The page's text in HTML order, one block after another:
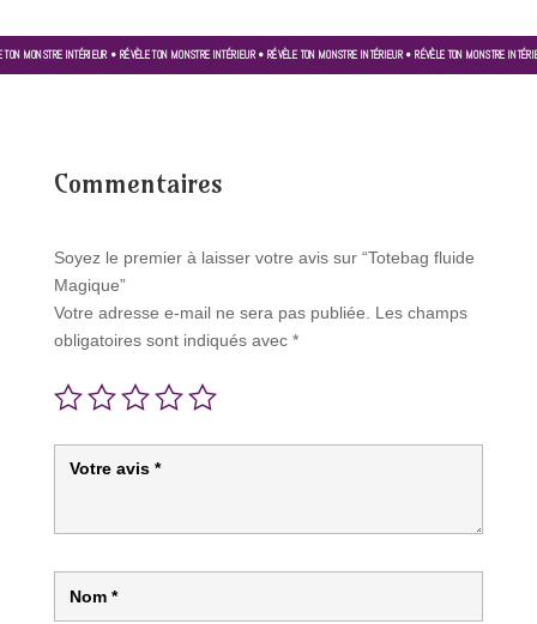
TON MONSTRE INTÉRIEUR • RÉVÈLE TON MONSTRE INTÉRIEUR • RÉVÈLE TON MONSTRE INTÉRIEUR • RÉVÈLE TON MONSTRE
Commentaires
Soyez le premier à laisser votre avis sur “Totebag fluide
Magique”
Votre adresse e-mail ne sera pas publiée.
Les champs
obligatoires sont indiqués avec *